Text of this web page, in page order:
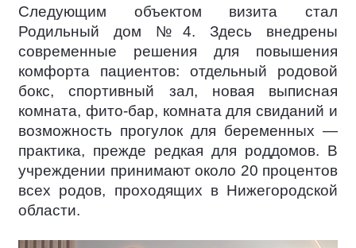
Следующим объектом визита стал
Родильный дом №4. Здесь внедрены
современные решения для повышения
комфорта пациентов: отдельный родовой
бокс, спортивный зал, новая выписная
комната, фито-бар, комната для свиданий и
возможность прогулок для беременных —
практика, прежде редкая для роддомов. В
учреждении принимают около 20 процентов
всех родов, проходящих в Нижегородской
области.